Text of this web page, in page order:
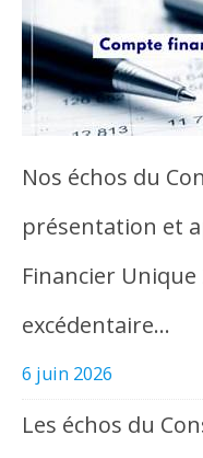
Nos échos du
présentation et
Financier Unique
excédentaire…
6 juin 2026
Les échos du